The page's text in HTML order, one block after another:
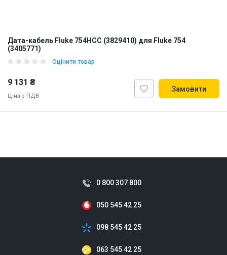
Дата-кабель Fluke 754HCC (3829410) для Fluke 754
(3405771)
Оцінити товар
9 131 ₴
Ціна з ПДВ
Замовити
0 800 307 800
050 545 42 25
098 545 42 25
063 545 42 25